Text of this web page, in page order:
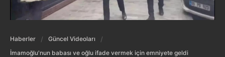
Haberler
Güncel Videoları
İmamoğlu'nun babası ve oğlu ifade vermek için emniyete geldi